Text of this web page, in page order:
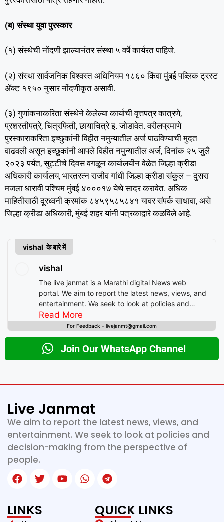
(ब) संस्था युवा पुरस्कार
(१) संस्थेची नोंदणी झाल्यानंतर संस्था ५ वर्षे कार्यरत पाहिजे.
(२) संस्था सार्वजनिक विश्वस्त अधिनियम १८६० किंवा मुंबई पब्लिक ट्रस्ट
ॲक्ट १९५० नुसार नोंदणीकृत असावी.
(३) गुणांकनाकरिता संस्थेने केलेल्या कार्याची वृत्तपत्र कात्रणे,
प्रशस्तीपत्रे, चित्रफिती, छायाचित्रे इ. जोडावेत. वरीलप्रमाणे
पुरस्काराकरिता इच्छुकांनी विहीत नमुन्यातील अर्ज पाठविण्याची मुदत
वाढवली असून इच्छुकांनी आपले विहीत नमुन्यातील अर्ज, दिनांक २५ जुलै
२०२३ पर्यंत, सुट्टीचे दिवस वगळून कार्यालयीन वेळेत जिल्हा क्रीडा
अधिकारी कार्यालय, भारतरत्न राजीव गांधी जिल्हा क्रीडा संकुल – दुसरा
मजला धारावी पश्चिम मुंबई ४०००१७ येथे सादर करावेत. अधिक
माहितीसाठी दूरध्वनी क्रमांक ८४५९५८५८४१ यावर संपर्क साधावा, असे
जिल्हा क्रीडा अधिकारी, मुंबई शहर यांनी पत्रकाद्वारे कळविले आहे.
vishal के बारे में
vishal
The live janmat is a Marathi digital News web
portal. We aim to report the latest news, views, and
entertainment. We seek to look at policies and
decision-making from the perspective of people.
Read More
For Feedback - livejanmt@gmail.com
Join Our WhatsApp Channel
Live Janmat
We aim to report the latest news, views, and
entertainment. We seek to look at policies and
decision-making from the perspective of
people.
LINKS QUICK LINKS